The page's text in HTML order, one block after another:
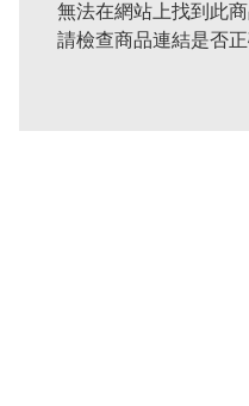
無法在網站上找到此
請檢查商品連結是否正